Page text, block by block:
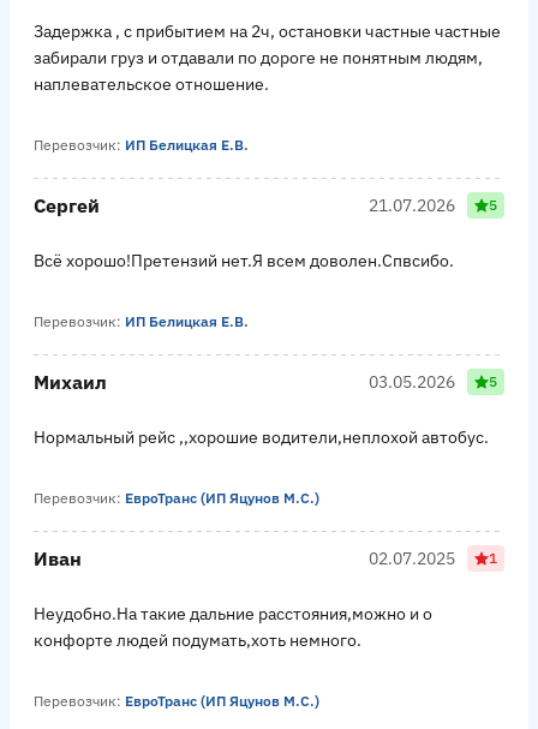
Задержка , с прибытием на 2ч, остановки частные частные
забирали груз и отдавали по дороге не понятным людям,
наплевательское отношение.
Перевозчик: ИП Белицкая Е.В.
Сергей 21.07.2026 5
Всё хорошо!Претензий нет.Я всем доволен.Спвсибо.
Перевозчик: ИП Белицкая Е.В.
Михаил 03.05.2026 5
Нормальный рейс ,,хорошие водители,неплохой автобус.
Перевозчик: ЕвроТранс (ИП Яцунов М.С.)
Иван 02.07.2025 1
Неудобно.На такие дальние расстояния,можно и о
конфорте людей подумать,хоть немного.
Перевозчик: ЕвроТранс (ИП Яцунов М.С.)